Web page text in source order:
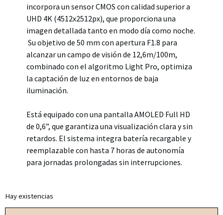
incorpora un sensor CMOS con calidad superior a
UHD 4K (4512x2512px), que proporciona una
imagen detallada tanto en modo día como noche.
Su objetivo de 50 mm con apertura F1.8 para
alcanzar un campo de visión de 12,6m/100m,
combinado con el algoritmo Light Pro, optimiza
la captación de luz en entornos de baja
iluminación.
Está equipado con una pantalla AMOLED Full HD
de 0,6”, que garantiza una visualización clara y sin
retardos. El sistema integra batería recargable y
reemplazable con hasta 7 horas de autonomía
para jornadas prolongadas sin interrupciones.
Hay existencias